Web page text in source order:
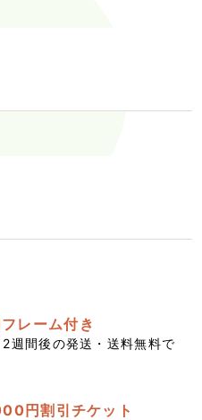
レーム付き
週間後の発送・送料無料で
円割引チケット